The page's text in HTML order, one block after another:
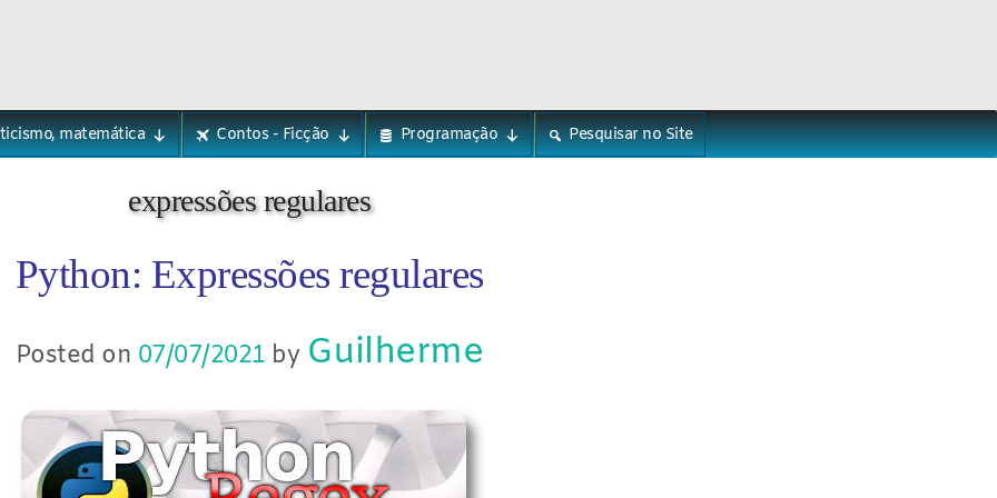
matemática Contos - Ficção Programação Pesquisar no Site
expressões regulares
Python: Expressões regulares
Posted on 07/07/2021 by Guilherme